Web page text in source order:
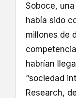
Soboce,
había sido
millones de
habrían
“sociedad
Research,